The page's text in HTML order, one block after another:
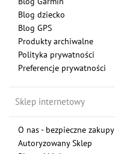
Blog dziecko
Blog GPS
Produkty archiwalne
Polityka prywatności
Preferencje prywatności
Sklep internetowy
O nas - bezpieczne zakupy
Autoryzowany Sklep